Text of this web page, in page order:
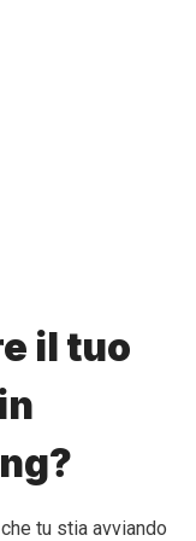
il tuo
tu stia avviando